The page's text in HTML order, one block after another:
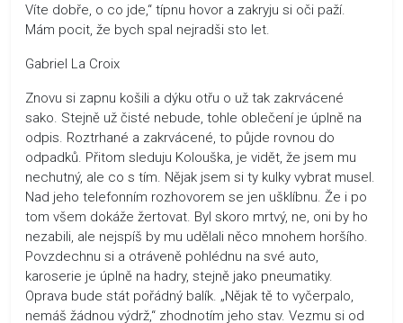
Víte dobře, o co jde,“ típnu hovor a zakryju si oči paží.
Mám pocit, že bych spal nejradši sto let.
Gabriel La Croix
Znovu si zapnu košili a dýku otřu o už tak zakrvácené
sako. Stejně už čisté nebude, tohle oblečení je úplně na
odpis. Roztrhané a zakrvácené, to půjde rovnou do
odpadků. Přitom sleduju Kolouška, je vidět, že jsem mu
nechutný, ale co s tím. Nějak jsem si ty kulky vybrat musel.
Nad jeho telefonním rozhovorem se jen ušklíbnu. Že i po
tom všem dokáže žertovat. Byl skoro mrtvý, ne, oni by ho
nezabili, ale nejspíš by mu udělali něco mnohem horšího.
Povzdechnu si a otráveně pohlédnu na své auto,
karoserie je úplně na hadry, stejně jako pneumatiky.
Oprava bude stát pořádný balík. „Nějak tě to vyčerpalo,
nemáš žádnou výdrž,“ zhodnotím jeho stav. Vezmu si od